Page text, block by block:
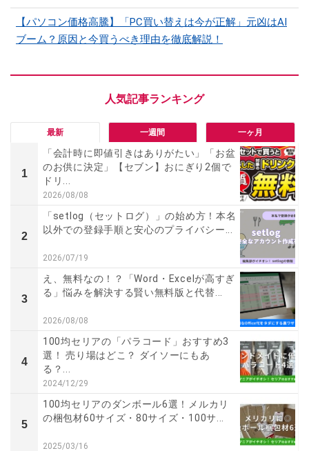
【パソコン価格高騰】「PC買い替えは今が正解」元凶はAI
ブーム？原因と今買うべき理由を徹底解説！
最新 一週間 一ヶ月
1
「会計時に即値引きはありがたい」「お盆
のお供に決定」【セブン】おにぎり2個で
ドリ...
2026/08/08
2
「setlog（セットログ）」の始め方！本名
以外での登録手順と安心のプライバシー...
2026/07/19
3
え、無料なの！？「Word・Excelが高すぎ
る」悩みを解決する賢い無料版と代替...
2026/08/08
4
100均セリアの「パラコード」おすすめ3
選！ 売り場はどこ？ ダイソーにもあ
る？...
2024/12/29
5
100均セリアのダンボール6選！メルカリ
の梱包材60サイズ・80サイズ・100サ...
2025/03/16